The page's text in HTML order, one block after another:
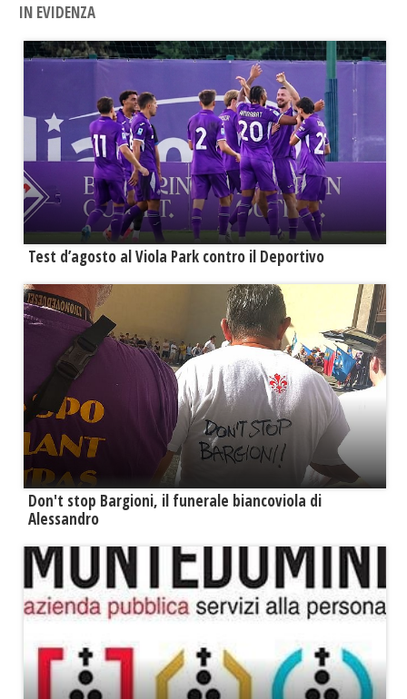
IN EVIDENZA
Test d’agosto al Viola Park contro il Deportivo
Don't stop Bargioni, il funerale biancoviola di
Alessandro